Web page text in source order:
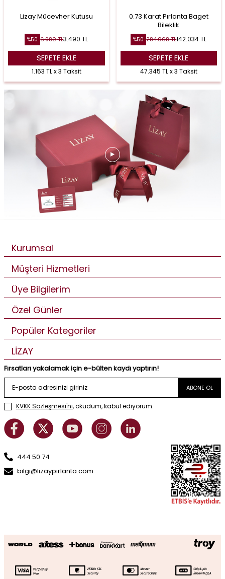
Lizay Mücevher Kutusu
%50 6.980TL3.490 TL
SEPETE EKLE
1.163 TL x 3 Taksit
0.73 Karat Pırlanta Baget
Bileklik
%50 284.068TL142.034TL
SEPETE EKLE
47.345 TL x 3 Taksit
Kurumsal
Müşteri Hizmetleri
Üye Bilgilerim
Özel Günler
Popüler Kategoriler
LİZAY
Fırsatları yakalamak için e-bülten kaydı yaptırın!
ABONE OL
KVKK Sözleşmesi'ni, okudum, kabul ediyorum.
444 50 74
bilgi@lizaypirlanta.com